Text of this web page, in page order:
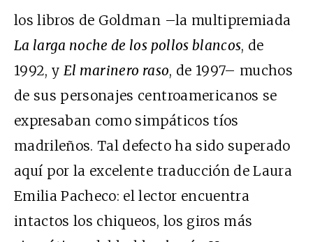
los libros de Goldman –la multipremiada
La larga noche de los pollos blancos, de
1992, y El marinero raso, de 1997– muchos
de sus personajes centroamericanos se
expresaban como simpáticos tíos
madrileños. Tal defecto ha sido superado
aquí por la excelente traducción de Laura
Emilia Pacheco: el lector encuentra
intactos los chiqueos, los giros más